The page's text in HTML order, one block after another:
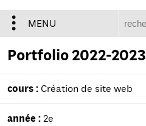
MENU
Portfolio 2022-2023
cours : Création de site web
année : 2e